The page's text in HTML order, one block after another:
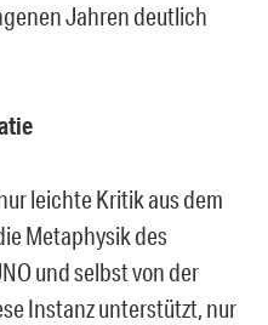
Jahren deutlich
leichte Kritik aus dem
Metaphysik des
und selbst von der
Instanz unterstützt, nur